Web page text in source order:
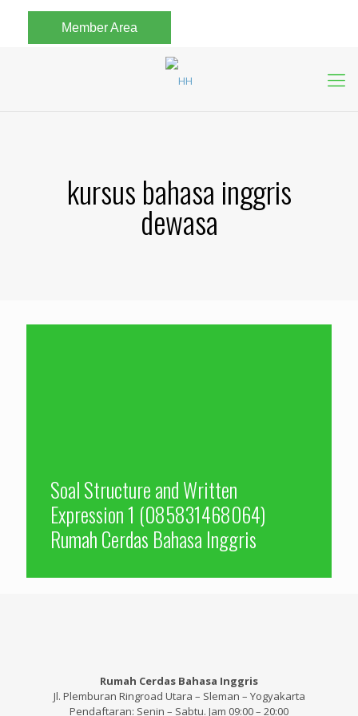
Member Area
kursus bahasa inggris
dewasa
Soal Structure and Written
Expression 1 (085831468064)
Rumah Cerdas Bahasa Inggris
Rumah Cerdas Bahasa Inggris
Jl. Plemburan Ringroad Utara – Sleman – Yogyakarta
Pendaftaran: Senin – Sabtu. Jam 09:00 – 20:00